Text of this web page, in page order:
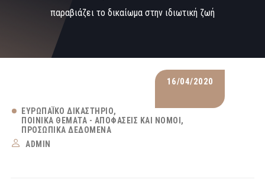
παραβιάζει το δικαίωμα στην ιδιωτική ζωή
16/04/2020
ΕΥΡΩΠΑΪΚΌ ΔΙΚΑΣΤΉΡΙΟ
ΠΟΙΝΙΚΆ ΘΈΜΑΤΑ - ΑΠΟΦΆΣΕΙΣ ΚΑΙ ΝΌΜΟΙ
ΠΡΟΣΩΠΙΚΆ ΔΕΔΟΜΈΝΑ
ADMIN